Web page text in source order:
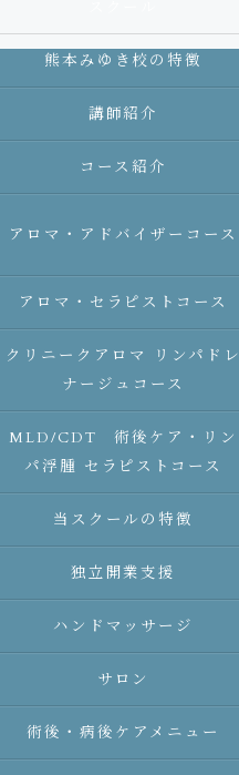
熊本みゆき校の特徴
講師紹介
コース紹介
アロマ・アドバイザーコース
アロマ・セラピストコース
クリニークアロマ リンパドレ
ナージュコース
MLD/CDT 術後ケア・リン
パ浮腫 セラピストコース
当スクールの特徴
独立開業支援
ハンドマッサージ
サロン
術後・病後ケアメニュー